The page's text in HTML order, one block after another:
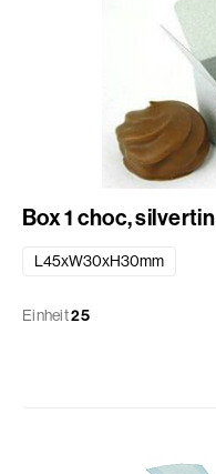
Box 1 choc, silvertin
L45xW30xH30mm
Einheit25